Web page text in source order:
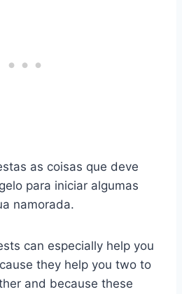
as coisas que deve
para iniciar algumas
namorada.
can especially help you
they help you two to
and because these